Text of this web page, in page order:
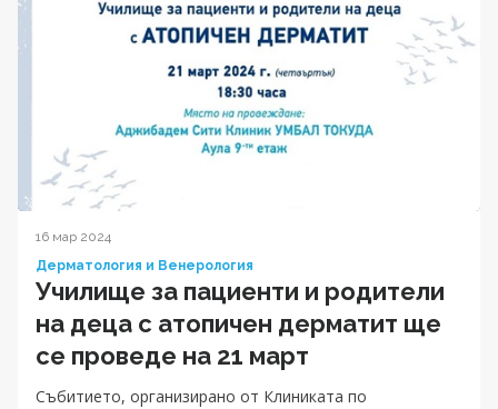
16 мар 2024
Дерматология и Венерология
Училище за пациенти и родители
на деца с атопичен дерматит ще
се проведе на 21 март
Събитието, организирано от Клиниката по